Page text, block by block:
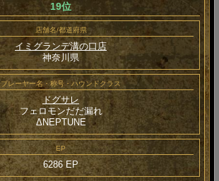
19位
店舗名/都道府県
イミグランデ溝の口店
神奈川県
プレーヤー名・称号・ハウンドクラス
ドグサレ
フェロモンだだ漏れ
ΔNEPTUNE
EP
6286 EP